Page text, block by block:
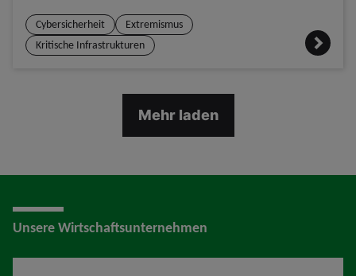
Cybersicherheit
Extremismus
Kritische Infrastrukturen
Mehr laden
Unsere Wirtschaftsunternehmen